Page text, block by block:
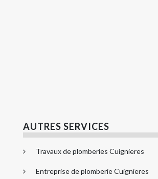
AUTRES SERVICES
Travaux de plomberies Cuignieres
Entreprise de plomberie Cuignieres